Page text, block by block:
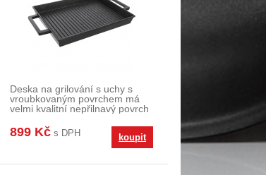
Deska na grilování s uchy s
vroubkovaným povrchem má
velmi kvalitní nepřilnavý povrch
899 Kč s DPH koupit